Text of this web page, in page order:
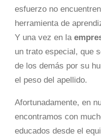
esfuerzo no
herramienta de
Y una vez en la
un trato especial, que
de los demás por su
el peso del apellido.
Afortunadamente, en
encontramos con
educados desde el